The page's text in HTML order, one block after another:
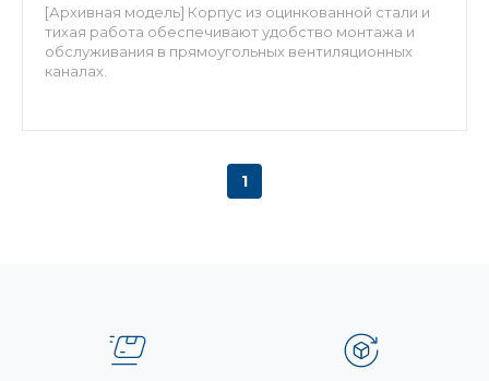
[Архивная модель] Корпус из оцинкованной стали и
тихая работа обеспечивают удобство монтажа и
обслуживания в прямоугольных вентиляционных
каналах.
1